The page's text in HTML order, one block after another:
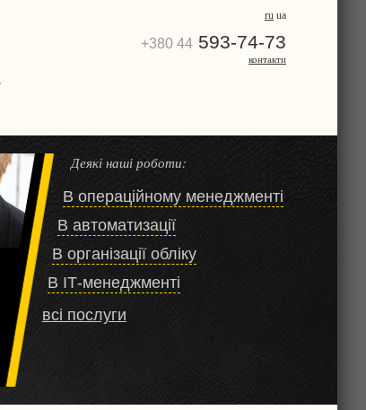
ru ua
+380 44 593-74-73
контакти
Деякі наші роботи:
В операційному менеджменті
В автоматизації
В організації обліку
В ІТ-менеджменті
всі послуги